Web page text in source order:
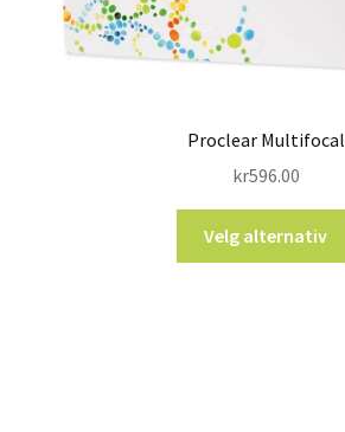
Proclear Multifocal
kr596.00
Velg alternativ